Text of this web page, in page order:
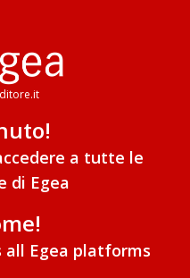
a tutte le
di Egea
all Egea platforms